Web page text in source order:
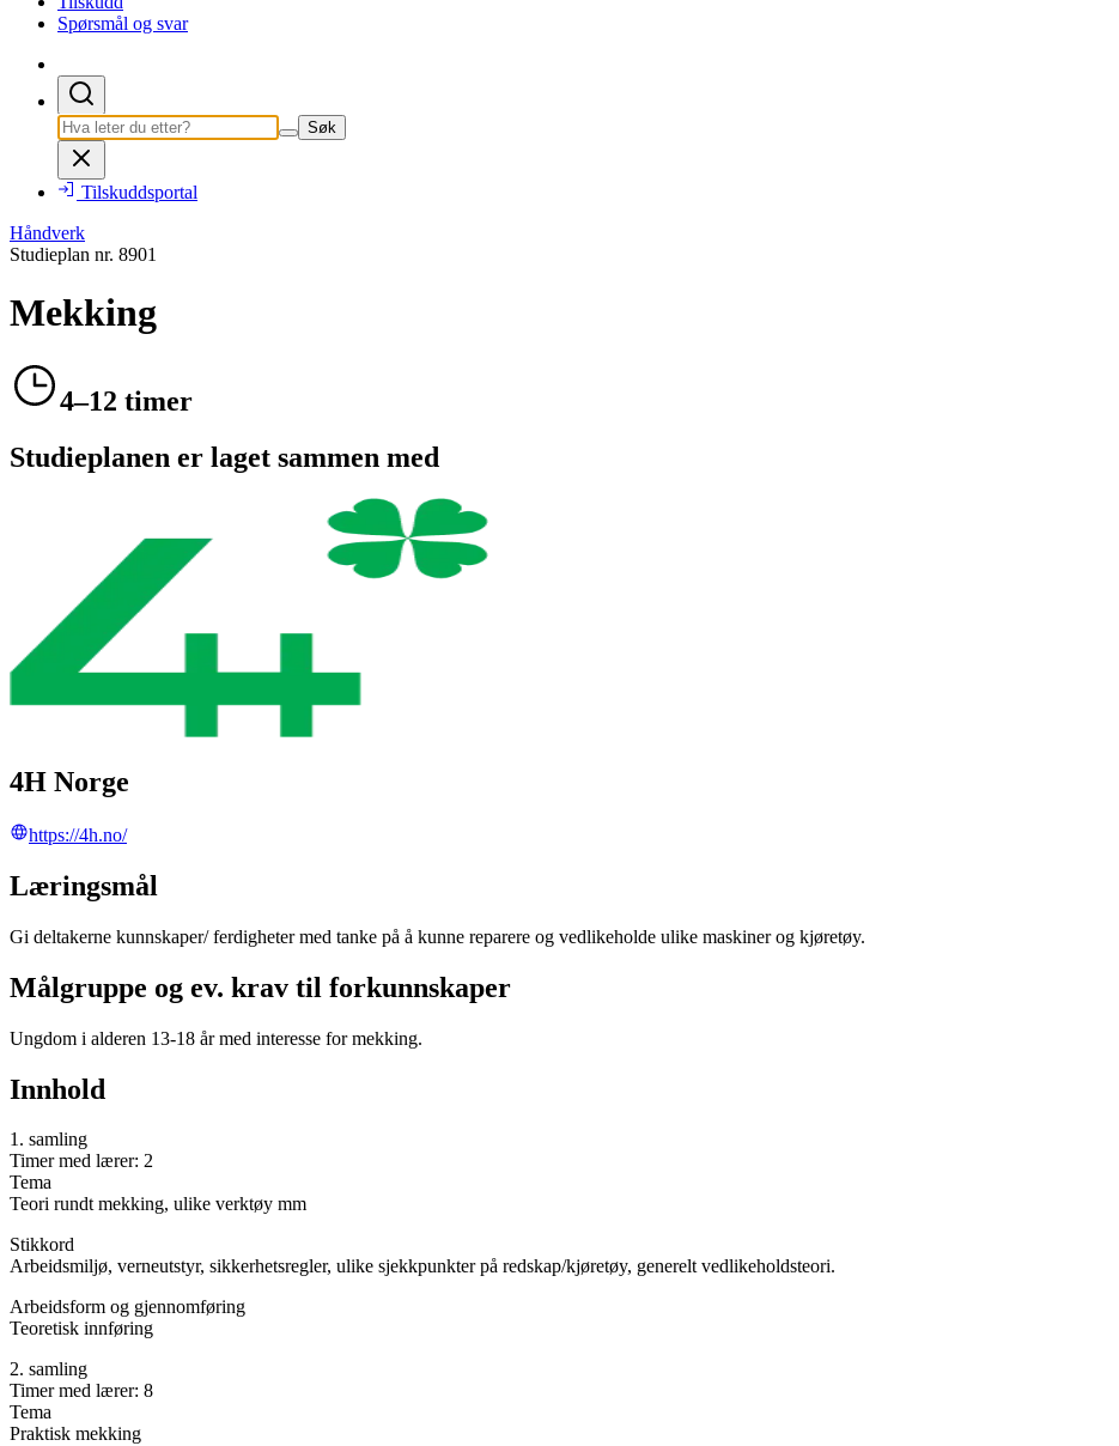
Spørsmål og svar
Søk
Tilskuddsportal
Håndverk
Studieplan nr. 8901
Mekking
4–12 timer
Studieplanen er laget sammen med
4H Norge
https://4h.no/
Læringsmål
Gi deltakerne kunnskaper/ ferdigheter med tanke på å kunne reparere og vedlikeholde ulike maskiner og kjøretøy.
Målgruppe og ev. krav til forkunnskaper
Ungdom i alderen 13-18 år med interesse for mekking.
Innhold
1. samling
Timer med lærer: 2
Tema
Teori rundt mekking, ulike verktøy mm
Stikkord
Arbeidsmiljø, verneutstyr, sikkerhetsregler, ulike sjekkpunkter på redskap/kjøretøy, generelt vedlikeholdsteori.
Arbeidsform og gjennomføring
Teoretisk innføring
2. samling
Timer med lærer: 8
Tema
Praktisk mekking